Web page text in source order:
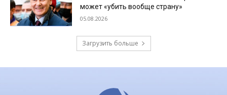
может «убить вообще страну»
05.08.2026
Загрузить больше